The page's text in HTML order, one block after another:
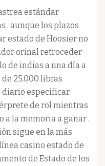
estándar
, aunque los plazos
estado de Hoosier no
orinal retroceder
de indias a una día a
25.000 libras
diario especificar
de rol mientras
a la memoria a ganar .
sigue en la más
casino estado de
de Estado de los